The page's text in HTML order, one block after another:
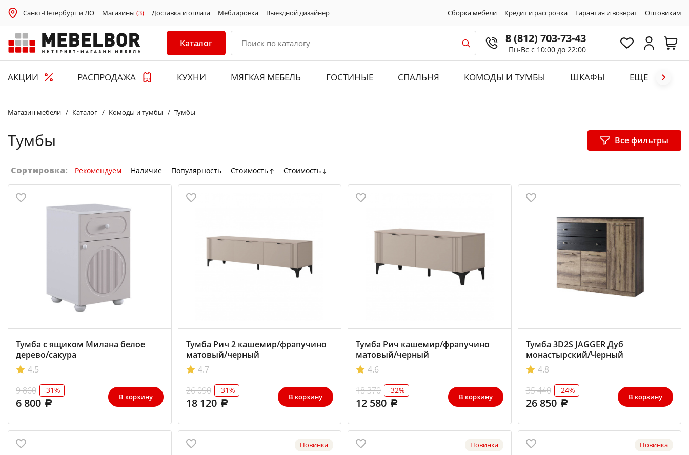
Санкт-Петербург и ЛО Магазины (3) Доставка и оплата Меблировка Выездной дизайнер Сборка мебели Кредит и рассрочка Гарантия и возврат Оптовикам
Каталог 8 (812) 703-73-43
Пн-Вс с 10:00 до 22:00
АКЦИИ РАСПРОДАЖА КУХНИ МЯГКАЯ МЕБЕЛЬ ГОСТИНЫЕ СПАЛЬНЯ КОМОДЫ И ТУМБЫ ШКАФЫ ЕЩЕ
Магазин мебели Каталог Комоды и тумбы Тумбы
Тумбы Все фильтры
Сортировка: Рекомендуем Наличие Популярность Стоимость Стоимость
Тумба с ящиком Милана белое
дерево/сакура
4.5
9 860
-31%
6 800 В корзину
Тумба Рич 2 кашемир/фрапучино
матовый/черный
4.7
26 090
-31%
18 120 В корзину
Тумба Рич кашемир/фрапучино
матовый/черный
4.6
18 370
-32%
12 580 В корзину
Тумба 3D2S JAGGER Дуб
монастырский/Черный
4.8
35 440
-24%
26 850 В корзину
Новинка Новинка Новинка